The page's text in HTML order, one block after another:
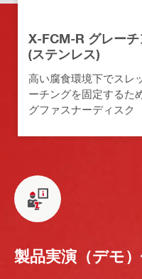
X-FCM-R グレー
(ステンレス)
高い腐食環境下でスレ
ーチングを固定するた
グファスナーディスク
製品実演（デモ